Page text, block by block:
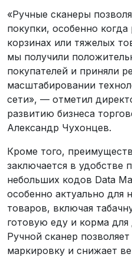
«Ручные сканеры
покупки, особенно
корзинах или тяжелых
мы получили
покупателей и приняли
масштабировании
сети», — отметил
развитию бизнеса
Александр Чухонцев.
Кроме того,
заключается в удобстве
небольших кодов Data
особенно актуально для
товаров, включая
готовую еду и корма
Ручной сканер
маркировку и снижает